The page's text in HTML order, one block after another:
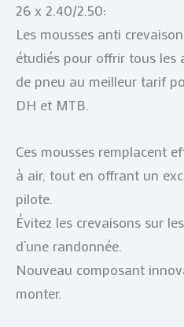
26 x 2.40/2.50:
Les mousses anti
étudiés pour offrir tous les
de pneu au meilleur tarif
DH et MTB.
Ces mousses remplacent
à air, tout en offrant un
pilote.
Évitez les crevaisons sur
d’une randonnée.
Nouveau composant
monter.